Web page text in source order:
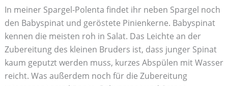
In meiner Spargel-Polenta findet ihr neben Spargel noch
den Babyspinat und geröstete Pinienkerne. Babyspinat
kennen die meisten roh in Salat. Das Leichte an der
Zubereitung des kleinen Bruders ist, dass junger Spinat
kaum geputzt werden muss, kurzes Abspülen mit Wasser
reicht. Was außerdem noch für die Zubereitung